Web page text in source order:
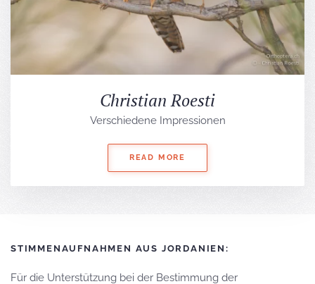
Christian Roesti
Verschiedene Impressionen
READ MORE
STIMMENAUFNAHMEN AUS JORDANIEN:
Für die Unterstützung bei der Bestimmung der